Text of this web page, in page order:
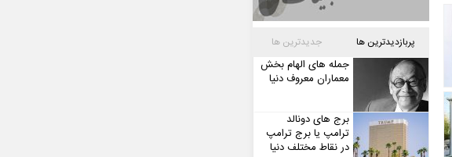
پربازدیدترین ها جدیدترین ها
جمله های الهام بخش
معماران معروف دنیا
برج های دونالد
ترامپ یا برج ترامپ
در نقاط مختلف دنیا